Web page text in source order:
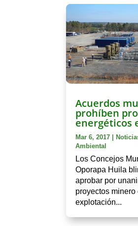
Acuerdos
prohíben
energéticos
Mar 6, 2017
Ambiental
Los Concejos
Oporapa Huila
aprobar por
proyectos
explotación...